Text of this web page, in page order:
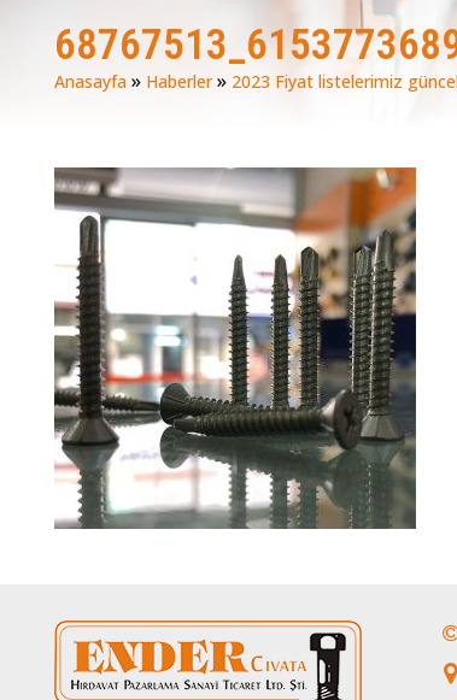
Anasayfa » Haberler» 2023 Fiyat listelerimiz